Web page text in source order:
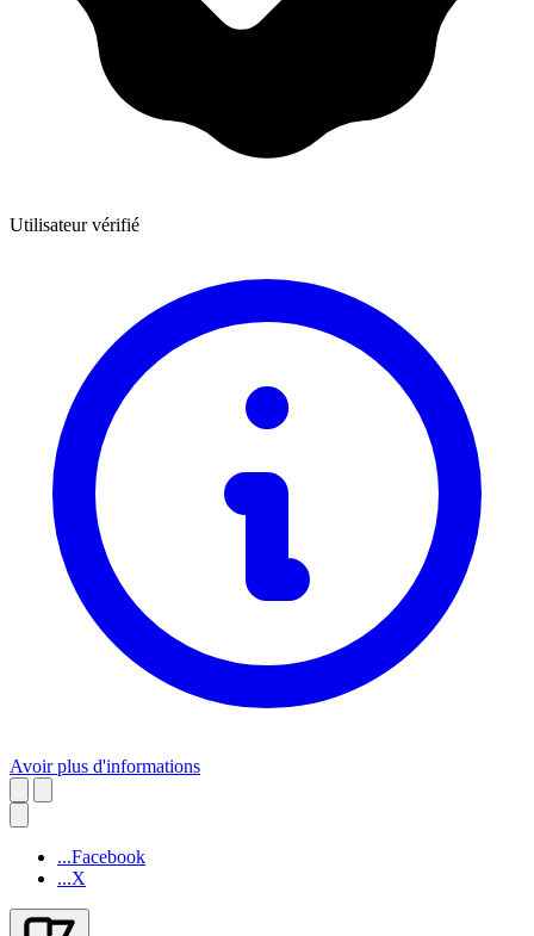
Utilisateur vérifié
Avoir plus d'informations
...Facebook
...X